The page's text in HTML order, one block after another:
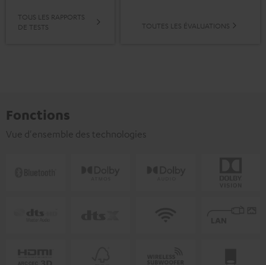
TOUS LES RAPPORTS
DE TESTS
TOUTES LES ÉVALUATIONS
Fonctions
Vue d'ensemble des technologies